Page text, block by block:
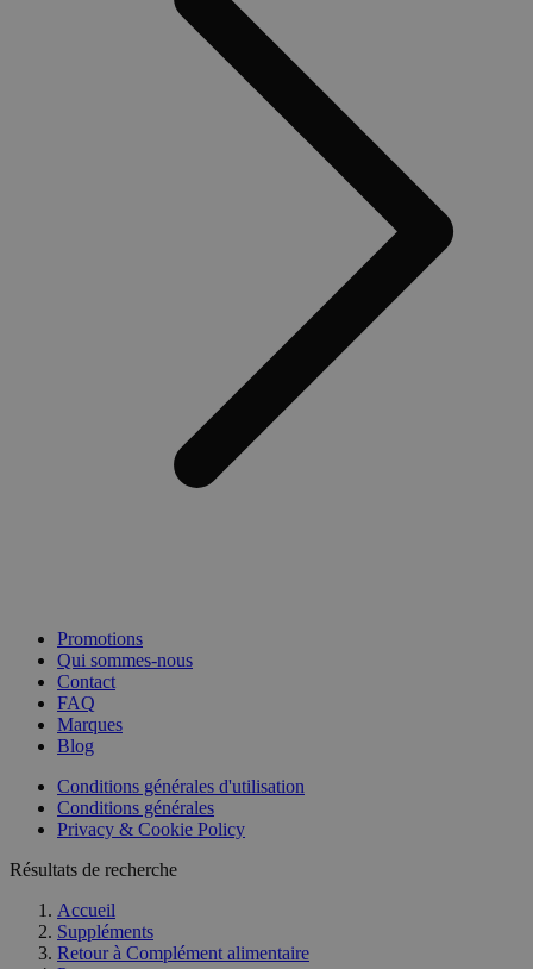
Promotions
Qui sommes-nous
Contact
FAQ
Marques
Blog
Conditions générales d'utilisation
Conditions générales
Privacy & Cookie Policy
Résultats de recherche
Accueil
Suppléments
Retour à Complément alimentaire